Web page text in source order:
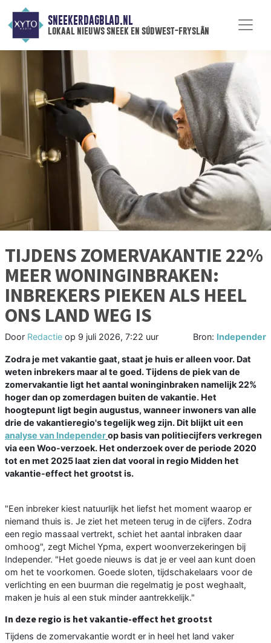
SNEEKERDAGBLAD.NL
lokaal nieuws sneek en súdwest-fryslân
TIJDENS ZOMERVAKANTIE 22%
MEER WONINGINBRAKEN:
INBREKERS PIEKEN ALS HEEL
ONS LAND WEG IS
Door Redactie op 9 juli 2026, 7:22 uur Bron: Independer
Zodra je met vakantie gaat, staat je huis er alleen voor. Dat
weten inbrekers maar al te goed. Tijdens de piek van de
zomervakantie ligt het aantal woninginbraken namelijk 22%
hoger dan op zomerdagen buiten de vakantie. Het
hoogtepunt ligt begin augustus, wanneer inwoners van alle
drie de vakantieregio's tegelijk weg zijn. Dit blijkt uit een
analyse van Independerop basis van politiecijfers verkregen
via een Woo-verzoek. Het onderzoek over de periode 2020
tot en met 2025 laat zien dat vooral in regio Midden het
vakantie-effect het grootst is.
"Een inbreker kiest natuurlijk het liefst het moment waarop er
niemand thuis is. Je ziet het meteen terug in de cijfers. Zodra
een regio massaal vertrekt, schiet het aantal inbraken daar
omhoog", zegt Michel Ypma, expert woonverzekeringen bij
Independer. "Het goede nieuws is dat je er veel aan kunt doen
om het te voorkomen. Goede sloten, tijdschakelaars voor de
verlichting en een buurman die regelmatig je post weghaalt,
maken je huis al een stuk minder aantrekkelijk."
In deze regio is het vakantie-effect het grootst
Tijdens de zomervakantie wordt er in heel het land vaker